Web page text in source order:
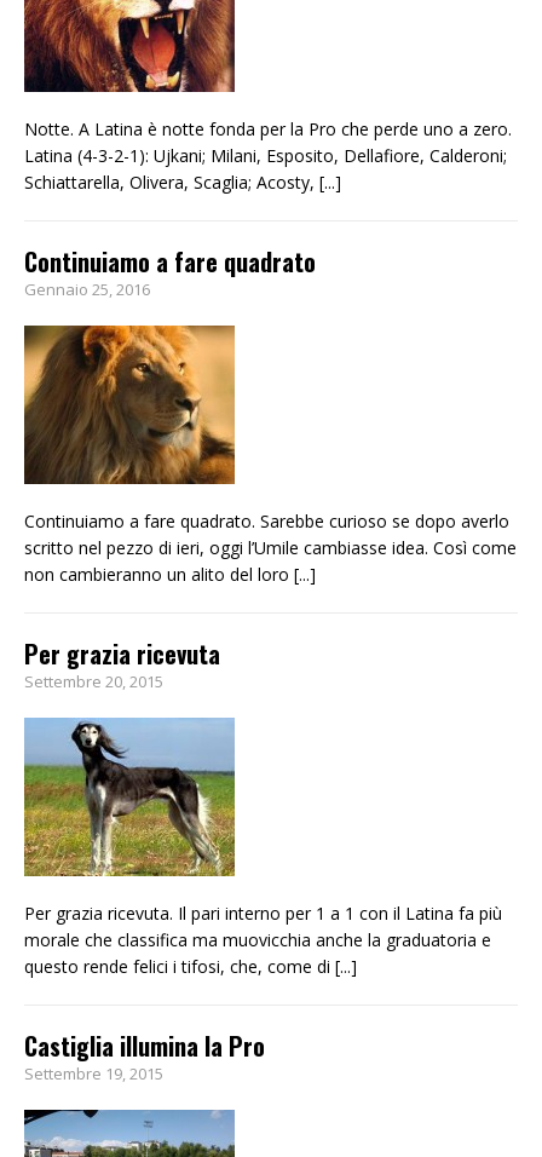
Notte. A Latina è notte fonda per la Pro che perde uno a zero.
Latina (4-3-2-1): Ujkani; Milani, Esposito, Dellafiore, Calderoni;
Schiattarella, Olivera, Scaglia; Acosty, [...]
Continuiamo a fare quadrato
Gennaio 25, 2016
Continuiamo a fare quadrato. Sarebbe curioso se dopo averlo
scritto nel pezzo di ieri, oggi l’Umile cambiasse idea. Così come
non cambieranno un alito del loro [...]
Per grazia ricevuta
Settembre 20, 2015
Per grazia ricevuta. Il pari interno per 1 a 1 con il Latina fa più
morale che classifica ma muovicchia anche la graduatoria e
questo rende felici i tifosi, che, come di [...]
Castiglia illumina la Pro
Settembre 19, 2015